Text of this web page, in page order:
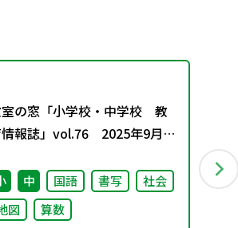
の窓「小学校・中学校 教
報誌」vol.76 2025年9月発
中 国語 書写
社会
図
算数